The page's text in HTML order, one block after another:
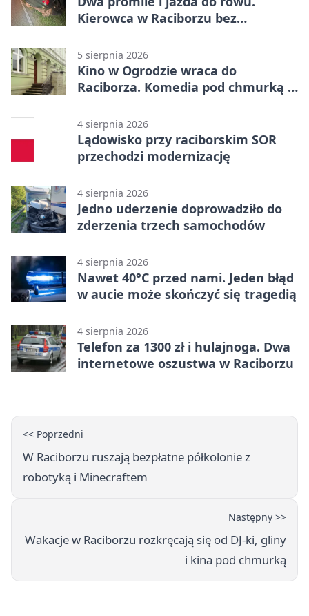
Kierowca w Raciborzu bez
5 sierpnia 2026
Kino w Ogrodzie wraca do
Raciborza. Komedia pod chmurką w
4 sierpnia 2026
Lądowisko przy raciborskim SOR
przechodzi modernizację
4 sierpnia 2026
Jedno uderzenie doprowadziło do
zderzenia trzech samochodów
4 sierpnia 2026
Nawet 40°C przed nami. Jeden błąd
w aucie może skończyć się tragedią
4 sierpnia 2026
Telefon za 1300 zł i hulajnoga. Dwa
internetowe oszustwa w Raciborzu
<< Poprzedni
W Raciborzu ruszają bezpłatne półkolonie z
robotyką i Minecraftem
Następny >>
Wakacje w Raciborzu rozkręcają się od DJ-ki, gliny
i kina pod chmurką